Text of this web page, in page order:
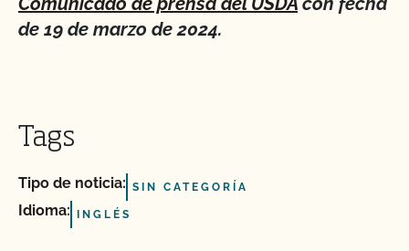
de 19 de marzo de 2024.
Tags
Tipo de noticia: SIN CATEGORÍA
Idioma: INGLÉS